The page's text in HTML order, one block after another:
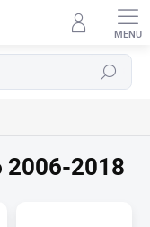
Hľadať
2006-2018